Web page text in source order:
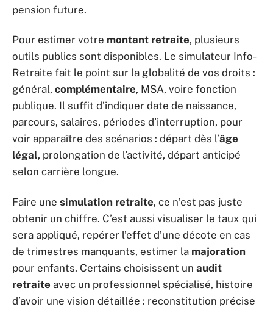
pension future.
Pour estimer votre montant retraite, plusieurs
outils publics sont disponibles. Le simulateur Info-
Retraite fait le point sur la globalité de vos droits :
général, complémentaire, MSA, voire fonction
publique. Il suffit d’indiquer date de naissance,
parcours, salaires, périodes d’interruption, pour
voir apparaître des scénarios : départ dès l’âge
légal, prolongation de l’activité, départ anticipé
selon carrière longue.
Faire une simulation retraite, ce n’est pas juste
obtenir un chiffre. C’est aussi visualiser le taux qui
sera appliqué, repérer l’effet d’une décote en cas
de trimestres manquants, estimer la majoration
pour enfants. Certains choisissent un audit
retraite avec un professionnel spécialisé, histoire
d’avoir une vision détaillée : reconstitution précise